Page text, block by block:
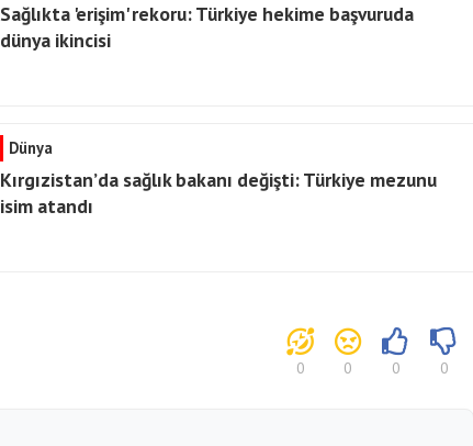
Sağlıkta 'erişim' rekoru: Türkiye hekime başvuruda
dünya ikincisi
Dünya
Kırgızistan’da sağlık bakanı değişti: Türkiye mezunu
isim atandı
0 0 0 0